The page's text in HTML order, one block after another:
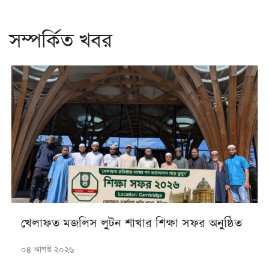
সম্পর্কিত খবর
খেলাফত মজলিস লুটন শাখার শিক্ষা সফর অনুষ্ঠিত
০৪ আগস্ট ২০২৬